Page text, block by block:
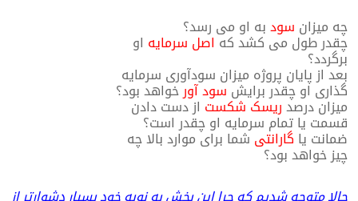
چه میزان سودبه او می رسد؟
چقدر طول می کشد کهاصل سرمایه او
برگردد؟
بعد از پایان پروژه میزان سودآوری سرمایه
گذاری او چقدر برایش سود آورخواهد بود؟
میزان درصدریسک شکست از دست دادن
قسمت یا تمام سرمایه او چقدر است؟
ضمانت یا گارانتیشما برای موارد بالا چه
چیز خواهد بود؟